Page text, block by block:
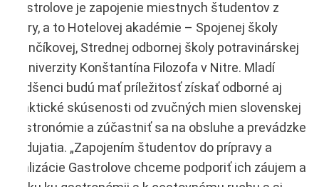
Gastrolove je zapojenie miestnych študentov z
Nitry, a to Hotelovej akadémie – Spojenej školy
Slančíkovej, Strednej odbornej školy potravinárskej
a Univerzity Konštantína Filozofa v Nitre. Mladí
nadšenci budú mať príležitosť získať odborné aj
praktické skúsenosti od zvučných mien slovenskej
gastronómie a zúčastniť sa na obsluhe a prevádzke
podujatia. „Zapojením študentov do prípravy a
realizácie Gastrolove chceme podporiť ich záujem a